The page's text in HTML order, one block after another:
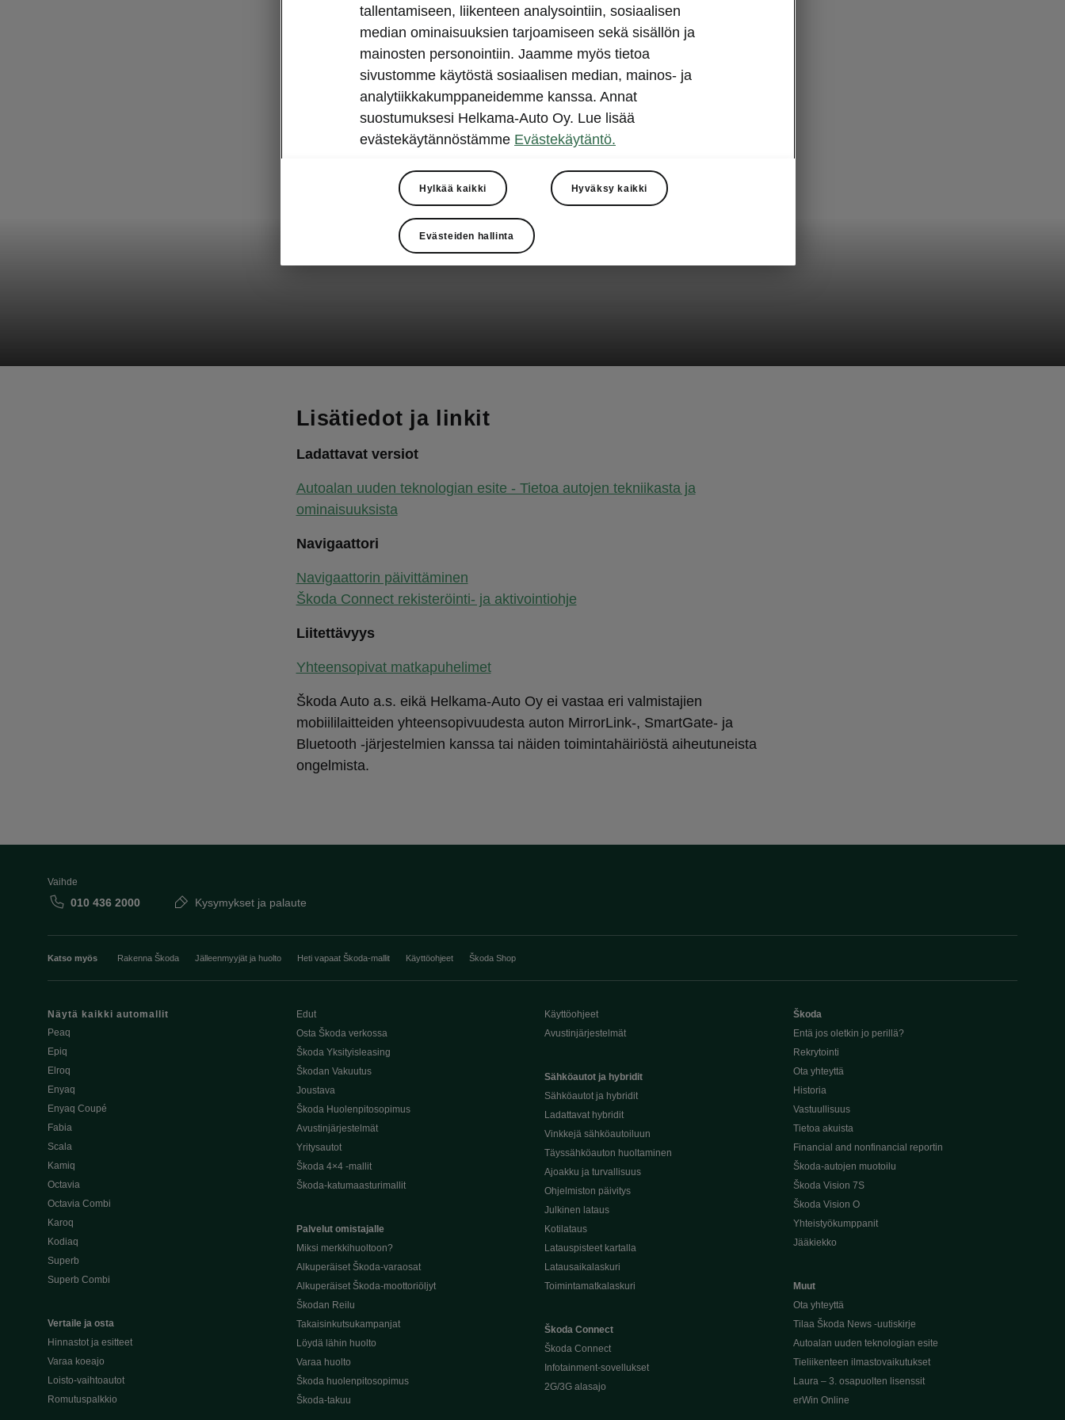
Lisätiedot ja linkit
Ladattavat versiot
Autoalan uuden teknologian esite - Tietoa autojen tekniikasta ja
ominaisuuksista
Navigaattori
Navigaattorin päivittäminen
Škoda Connect rekisteröinti- ja aktivointiohje
Liitettävyys
Yhteensopivat matkapuhelimet
Škoda Auto a.s. eikä Helkama-Auto Oy ei vastaa eri valmistajien
mobiililaitteiden yhteensopivuudesta auton MirrorLink-, SmartGate- ja
Bluetooth -järjestelmien kanssa tai näiden toimintahäiriöstä aiheutuneista
ongelmista.
Vaihde
010 436 2000 Kysymykset ja palaute
Katso myös Rakenna Škoda Jälleenmyyjät ja huolto Heti vapaat Škoda-mallit Käyttöohjeet Škoda Shop
Näytä kaikki automallit
Peaq
Epiq
Elroq
Enyaq
Enyaq Coupé
Fabia
Scala
Kamiq
Octavia
Octavia Combi
Karoq
Kodiaq
Superb
Superb Combi
Vertaile ja osta
Hinnastot ja esitteet
Varaa koeajo
Loisto-vaihtoautot
Romutuspalkkio
Edut
Osta Škoda verkossa
Škoda Yksityisleasing
Škodan Vakuutus
Joustava
Škoda Huolenpitosopimus
Avustinjärjestelmät
Yritysautot
Škoda 4×4 -mallit
Škoda-katumaasturimallit
Palvelut omistajalle
Miksi merkkihuoltoon?
Alkuperäiset Škoda-varaosat
Alkuperäiset Škoda-moottoriöljyt
Škodan Reilu
Takaisinkutsukampanjat
Löydä lähin huolto
Varaa huolto
Škoda huolenpitosopimus
Škoda-takuu
Käyttöohjeet
Avustinjärjestelmät
Sähköautot ja hybridit
Sähköautot ja hybridit
Ladattavat hybridit
Vinkkejä sähköautoiluun
Täyssähköauton huoltaminen
Ajoakku ja turvallisuus
Ohjelmiston päivitys
Julkinen lataus
Kotilataus
Latauspisteet kartalla
Latausaikalaskuri
Toimintamatkalaskuri
Škoda Connect
Škoda Connect
Infotainment-sovellukset
2G/3G alasajo
Škoda
Entä jos oletkin jo perillä?
Rekrytointi
Ota yhteyttä
Historia
Vastuullisuus
Tietoa akuista
Financial and nonfinancial reportin
Škoda-autojen muotoilu
Škoda Vision 7S
Škoda Vision O
Yhteistyökumppanit
Jääkiekko
Muut
Ota yhteyttä
Tilaa Škoda News -uutiskirje
Autoalan uuden teknologian esite
Tieliikenteen ilmastovaikutukset
Laura – 3. osapuolten lisenssit
erWin Online
tallentamiseen, liikenteen analysointiin, sosiaalisen
median ominaisuuksien tarjoamiseen sekä sisällön ja
mainosten personointiin. Jaamme myös tietoa
sivustomme käytöstä sosiaalisen median, mainos- ja
analytiikkakumppaneidemme kanssa. Annat
suostumuksesi Helkama-Auto Oy. Lue lisää
evästekäytännöstämme Evästekäytäntö.
Hylkää kaikki Hyväksy kaikki
Evästeiden hallinta